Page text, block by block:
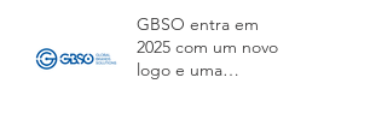
GBSO entra em
2025 com um novo
logo e uma